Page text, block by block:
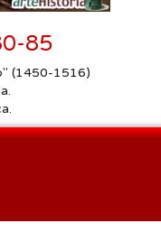
85
(1450-1516)